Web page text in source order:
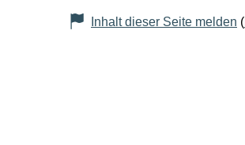
Inhalt dieser Seite melden (